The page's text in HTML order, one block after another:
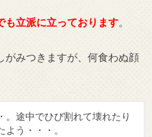
も立派に立っております。
がみつきますが、何食わぬ顔
。途中でひび割れて壊れたり
よう・・・。